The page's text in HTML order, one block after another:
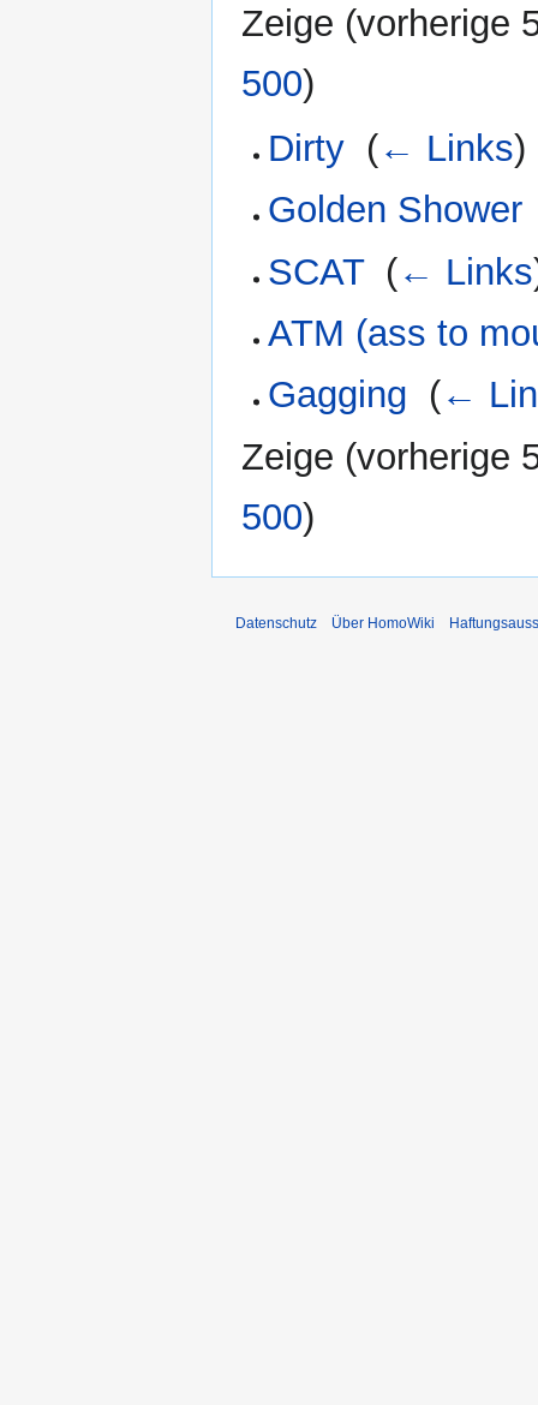
Zeige (vorherige
500)
Dirty (← Links)
Golden Shower
SCAT‎ (← Links
ATM (ass to
Gagging (←
Zeige (vorherige
500)
Datenschutz Über HomoWiki